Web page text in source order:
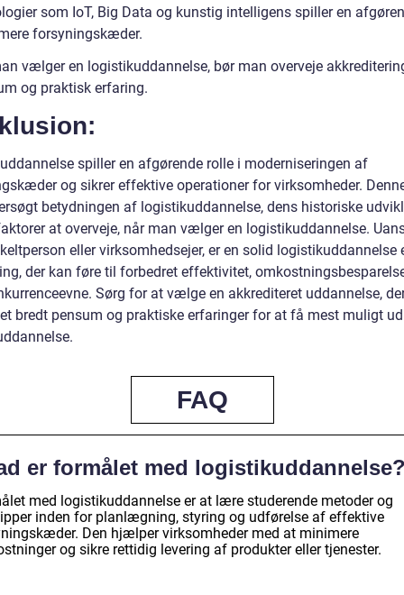
som IoT, Big Data og kunstig intelligens spiller en
forsyningskæder.
vælger en logistikuddannelse, bør man overveje
og praktisk erfaring.
spiller en afgørende rolle i moderniseringen af
og sikrer effektive operationer for virksomheder.
betydningen af logistikuddannelse, dens historiske
at overveje, når man vælger en logistikuddannelse.
eller virksomhedsejer, er en solid logistikuddannelse
der kan føre til forbedret effektivitet,
Sørg for at vælge en akkrediteret uddannelse,
bredt pensum og praktiske erfaringer for at få mest muligt
FAQ
er formålet med
med logistikuddannelse er at lære studerende metoder og
inden for planlægning, styring og udførelse af effektive
Den hjælper virksomheder med at minimere
og sikre rettidig levering af produkter eller tjenester.